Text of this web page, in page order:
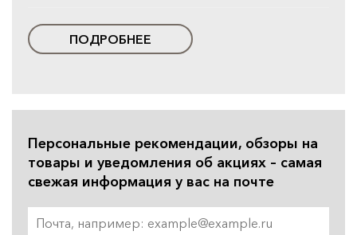
ПОДРОБНЕЕ
Персональные рекомендации, обзоры на
товары и уведомления об акциях – самая
свежая информация у вас на почте